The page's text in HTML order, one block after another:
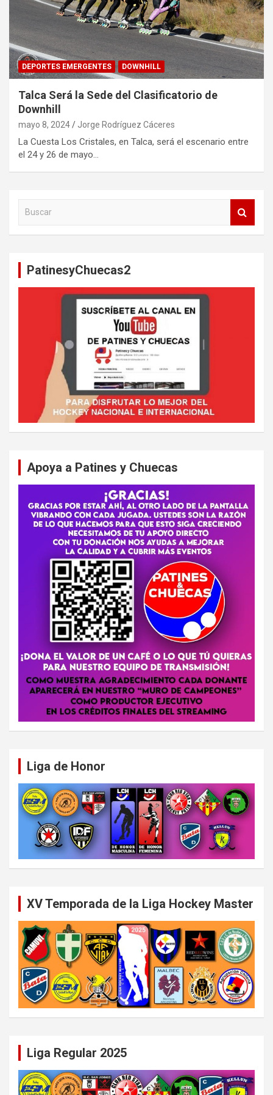
DEPORTES EMERGENTES DOWNHILL
Talca Será la Sede del Clasificatorio de
Downhill
mayo 8, 2024 Jorge Rodríguez Cáceres
La Cuesta Los Cristales, en Talca, será el escenario entre
el 24 y 26 de mayo…
PatinesyChuecas2
Apoya a Patines y Chuecas
Liga de Honor
XV Temporada de la Liga Hockey Master
Liga Regular 2025